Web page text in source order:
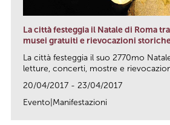
La città festeggia il Natale di Roma
musei gratuiti e rievocazioni
La città festeggia il suo 2770mo
letture, concerti, mostre e
20/04/2017 - 23/04/2017
Evento|Manifestazioni